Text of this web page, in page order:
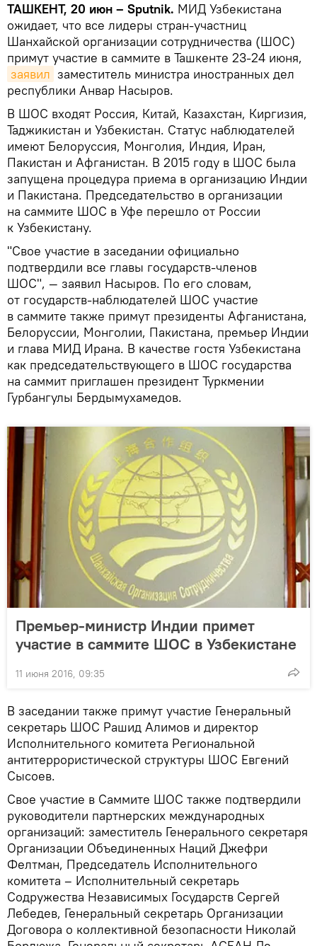
ТАШКЕНТ, 20 июн – Sputnik. МИД Узбекистана
ожидает, что все лидеры стран-участниц
Шанхайской организации сотрудничества (ШОС)
примут участие в саммите в Ташкенте 23-24 июня,
заявил заместитель министра иностранных дел
республики Анвар Насыров.
В ШОС входят Россия, Китай, Казахстан, Киргизия,
Таджикистан и Узбекистан. Статус наблюдателей
имеют Белоруссия, Монголия, Индия, Иран,
Пакистан и Афганистан. В 2015 году в ШОС была
запущена процедура приема в организацию Индии
и Пакистана. Председательство в организации
на саммите ШОС в Уфе перешло от России
к Узбекистану.
"Свое участие в заседании официально
подтвердили все главы государств-членов
ШОС", — заявил Насыров. По его словам,
от государств-наблюдателей ШОС участие
в саммите также примут президенты Афганистана,
Белоруссии, Монголии, Пакистана, премьер Индии
и глава МИД Ирана. В качестве гостя Узбекистана
как председательствующего в ШОС государства
на саммит приглашен президент Туркмении
Гурбангулы Бердымухамедов.
Премьер-министр Индии примет
участие в саммите ШОС в Узбекистане
11 июня 2016, 09:35
В заседании также примут участие Генеральный
секретарь ШОС Рашид Алимов и директор
Исполнительного комитета Региональной
антитеррористической структуры ШОС Евгений
Сысоев.
Свое участие в Саммите ШОС также подтвердили
руководители партнерских международных
организаций: заместитель Генерального секретаря
Организации Объединенных Наций Джефри
Фелтман, Председатель Исполнительного
комитета – Исполнительный секретарь
Содружества Независимых Государств Сергей
Лебедев, Генеральный секретарь Организации
Договора о коллективной безопасности Николай